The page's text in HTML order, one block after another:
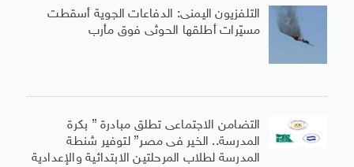
التلفزيون اليمنى: الدفاعات الجوية أسقطت
مسيّرات أطلقها الحوثى فوق مأرب
التضامن الاجتماعى تطلق مبادرة ” بكرة
المدرسة.. الخير فى مصر” لتوفير شنطة
المدرسة لطلاب المرحلتين الابتدائية والإعدادية